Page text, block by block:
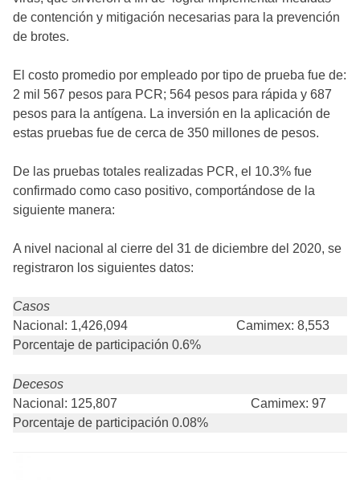
de contención y mitigación necesarias para la prevención
de brotes.
El costo promedio por empleado por tipo de prueba fue de:
2 mil 567 pesos para PCR; 564 pesos para rápida y 687
pesos para la antígena. La inversión en la aplicación de
estas pruebas fue de cerca de 350 millones de pesos.
De las pruebas totales realizadas PCR, el 10.3% fue
confirmado como caso positivo, comportándose de la
siguiente manera:
A nivel nacional al cierre del 31 de diciembre del 2020, se
registraron los siguientes datos:
Casos
Nacional: 1,426,094
Camimex: 8,553
Porcentaje de participación 0.6%
Decesos
Nacional: 125,807
Camimex: 97
Porcentaje de participación 0.08%